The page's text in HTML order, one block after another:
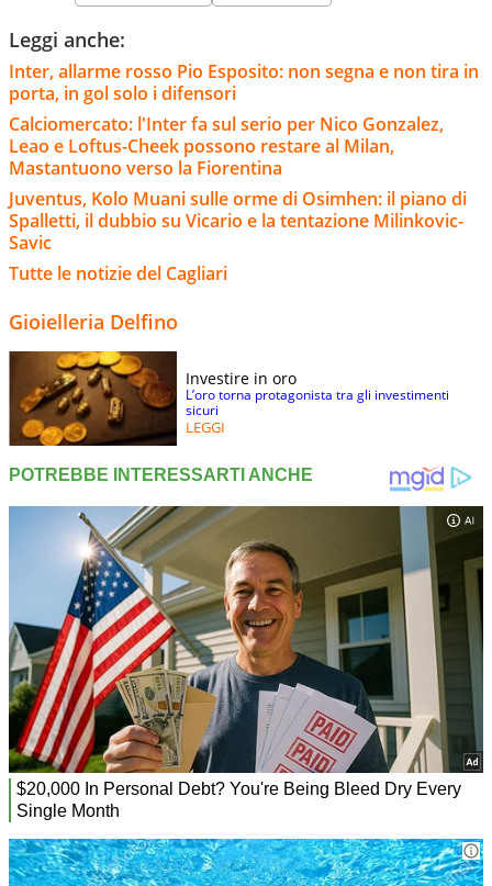
Leggi anche:
Inter, allarme rosso Pio Esposito: non segna e non tira in
porta, in gol solo i difensori
Calciomercato: l'Inter fa sul serio per Nico Gonzalez,
Leao e Loftus-Cheek possono restare al Milan,
Mastantuono verso la Fiorentina
Juventus, Kolo Muani sulle orme di Osimhen: il piano di
Spalletti, il dubbio su Vicario e la tentazione Milinkovic-
Savic
Tutte le notizie del Cagliari
Gioielleria Delfino
Investire in oro
L’oro torna protagonista tra gli investimenti
sicuri
LEGGI